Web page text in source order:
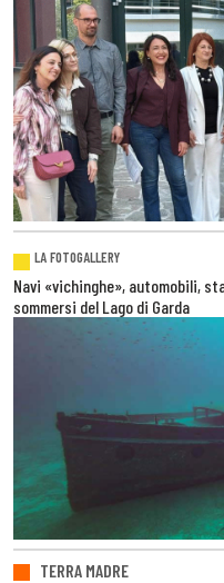
LA FOTOGALLERY
Navi «vichinghe», automobili,
sommersi del Lago di Garda
TERRA MADRE